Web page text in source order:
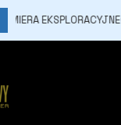
EKSPLORACYJNEGO